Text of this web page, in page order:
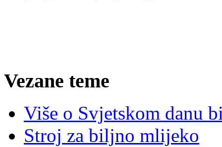
Vezane teme
Više o Svjetskom danu
Stroj za biljno mlijeko